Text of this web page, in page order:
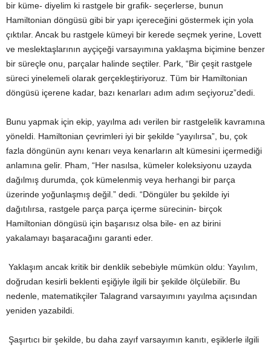
bir küme- diyelim ki rastgele bir grafik- seçerlerse, bunun
Hamiltonian döngüsü gibi bir yapı içereceğini göstermek için yola
çıktılar. Ancak bu rastgele kümeyi bir kerede seçmek yerine, Lovett
ve meslektaşlarının ayçiçeği varsayımına yaklaşma biçimine benzer
bir süreçle onu, parçalar halinde seçtiler. Park, “Bir çeşit rastgele
süreci yinelemeli olarak gerçekleştiriyoruz. Tüm bir Hamiltonian
döngüsü içerene kadar, bazı kenarları adım adım seçiyoruz”dedi.
Bunu yapmak için ekip, yayılma adı verilen bir rastgelelik kavramına
yöneldi. Hamiltonian çevrimleri iyi bir şekilde “yayılırsa”, bu, çok
fazla döngünün aynı kenarı veya kenarların alt kümesini içermediği
anlamına gelir. Pham, “Her nasılsa, kümeler koleksiyonu uzayda
dağılmış durumda, çok kümelenmiş veya herhangi bir parça
üzerinde yoğunlaşmış değil.” dedi. “Döngüler bu şekilde iyi
dağıtılırsa, rastgele parça parça içerme sürecinin- birçok
Hamiltonian döngüsü için başarısız olsa bile- en az birini
yakalamayı başaracağını garanti eder.
Yaklaşım ancak kritik bir denklik sebebiyle mümkün oldu: Yayılım,
doğrudan kesirli beklenti eşiğiyle ilgili bir şekilde ölçülebilir. Bu
nedenle, matematikçiler Talagrand varsayımını yayılma açısından
yeniden yazabildi.
Şaşırtıcı bir şekilde, bu daha zayıf varsayımın kanıtı, eşiklerle ilgili